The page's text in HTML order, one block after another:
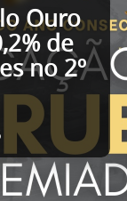
Ouro
de
no 2º